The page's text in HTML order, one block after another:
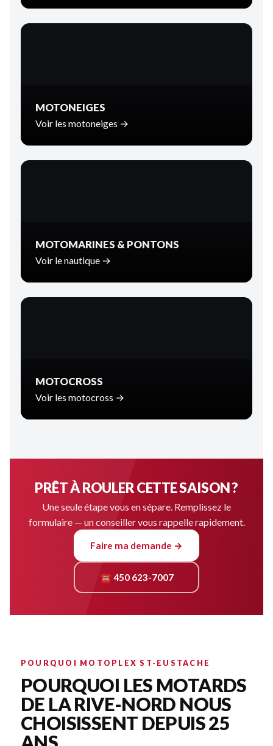
MOTONEIGES
Voir les motoneiges →
MOTOMARINES & PONTONS
Voir le nautique →
MOTOCROSS
Voir les motocross →
PRÊT À ROULER CETTE SAISON ?
Une seule étape vous en sépare. Remplissez le
formulaire — un conseiller vous rappelle rapidement.
Faire ma demande →
☎ 450 623-7007
POURQUOI MOTOPLEX ST-EUSTACHE
POURQUOI LES MOTARDS
DE LA RIVE-NORD NOUS
CHOISISSENT DEPUIS 25
ANS